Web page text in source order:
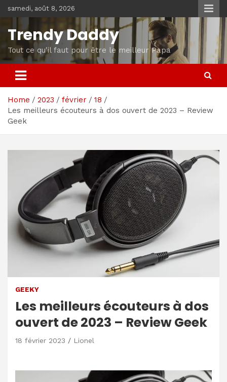
to
content
samedi, août 8, 2026
Trendy Daddy
Tout ce qu'il faut pour être le meilleur Papa
Home 2023 février
18
Les meilleurs écouteurs à dos ouvert de 2023 – Review
Geek
GEEKY
Les meilleurs écouteurs à dos
ouvert de 2023 – Review Geek
18 février 2023 Lionel